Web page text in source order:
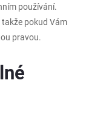
používání.
pokud Vám
pravou.